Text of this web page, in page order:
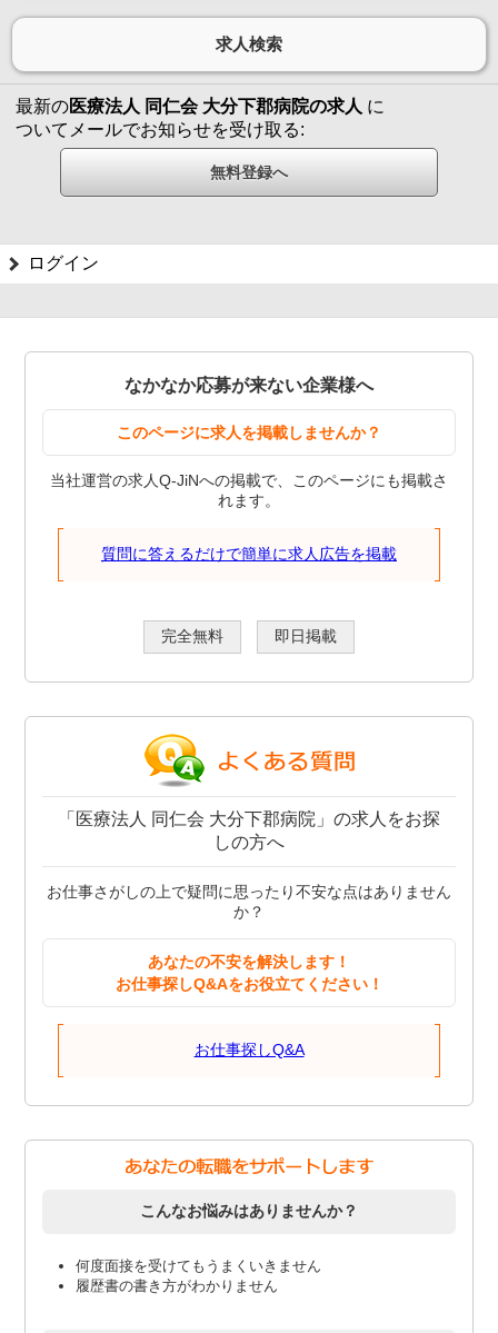
最新の医療法人 同仁会 大分下郡病院の求人 に
ついてメールでお知らせを受け取る:
ログイン
なかなか応募が来ない企業様へ
このページに求人を掲載しませんか？
当社運営の求人Q-JiNへの掲載で、このページにも掲載さ
れます。
質問に答えるだけで簡単に求人広告を掲載
完全無料 即日掲載
「医療法人 同仁会 大分下郡病院」の求人をお探
しの方へ
お仕事さがしの上で疑問に思ったり不安な点はありません
か？
あなたの不安を解決します！
お仕事探しQ&Aをお役立てください！
お仕事探しQ&A
こんなお悩みはありませんか？
何度面接を受けてもうまくいきません
履歴書の書き方がわかりません